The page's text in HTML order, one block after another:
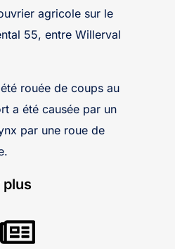
agricole sur le
55, entre Willerval
rouée de coups au
a été causée par un
par une roue de
plus